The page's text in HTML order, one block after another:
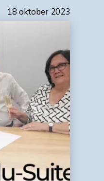
18 oktober 2023